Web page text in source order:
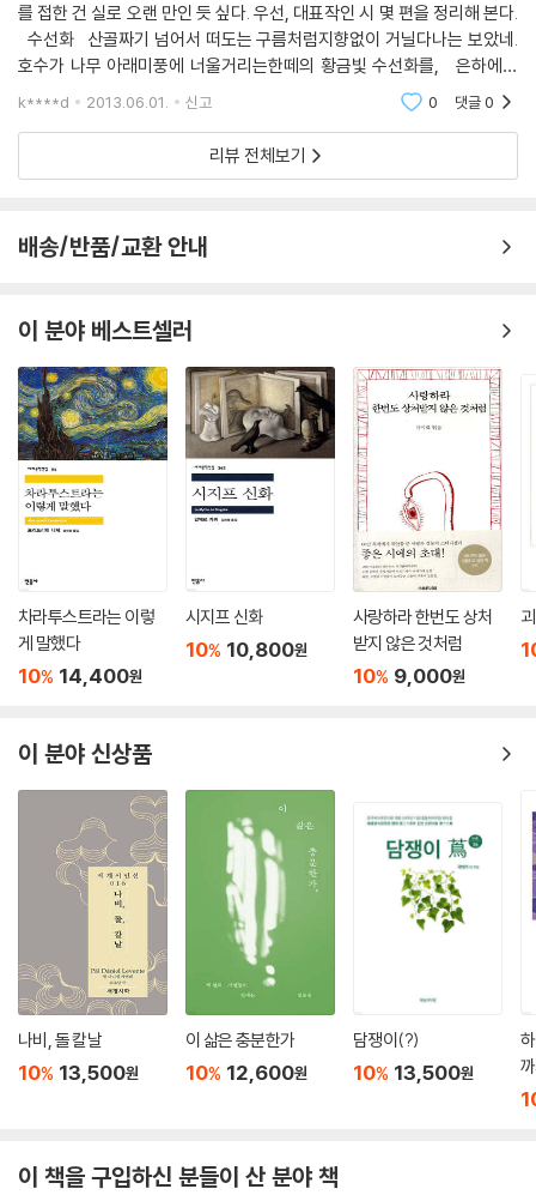
를 접한 건 실로 오랜 만인 듯 싶다. 우선, 대표작인 시 몇 편을 정리해 본다.
수선화 산골짜기 넘어서 떠도는 구름처럼지향없이 거닐다나는 보았네.
호수가 나무 아래미풍에 너울거리는한떼의 황금빛 수선화를, 은하에서
빛나며반짝거리는 별처럼물가를 따라끝없이 줄지어 피어있는 수선화,무
k****d 2013.06.01. 신고 0 댓글0
리뷰 전체보기
배송/반품/교환 안내
이 분야 베스트셀러
차라투스트라는 이렇
게 말했다
10% 14,400원
시지프 신화
10% 10,800원
사랑하라 한번도 상처
받지 않은 것처럼
10% 9,000원
이 분야 신상품
나비, 돌 칼날
10% 13,500원
이 삶은 충분한가
10% 12,600원
담쟁이(?)
10% 13,500원
이 책을 구입하신 분들이 산 분야 책